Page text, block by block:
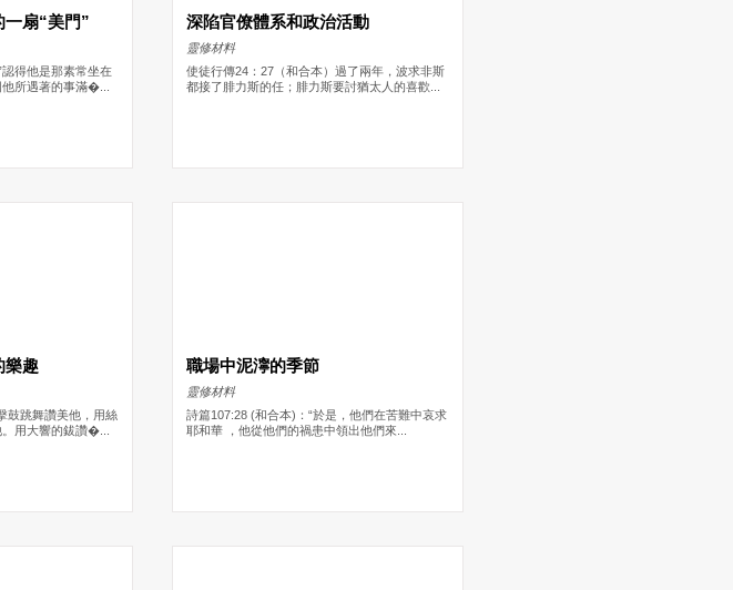
扇“美門”
得他是那素常坐在
所遇著的事滿�...
深陷官僚體系和政治活動
靈修材料
使徒行傳24：27（和合本）過了兩年，波求非斯
都接了腓力斯的任；腓力斯要討猶太人的喜歡...
樂趣
鼓跳舞讚美他，用絲
用大響的鈸讚�...
職場中泥濘的季節
靈修材料
詩篇107:28 (和合本)：“於是，他們在苦難中哀求
耶和華 ，他從他們的禍患中領出他們來...